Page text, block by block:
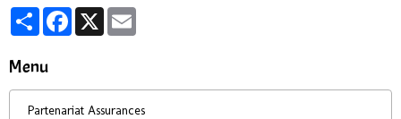
PartagerFacebook
X
Menu
Partenariat Assurances